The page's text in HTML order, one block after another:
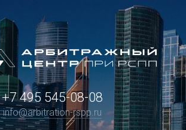
+7 495 545-08-08
info@arbitration-rspp.ru